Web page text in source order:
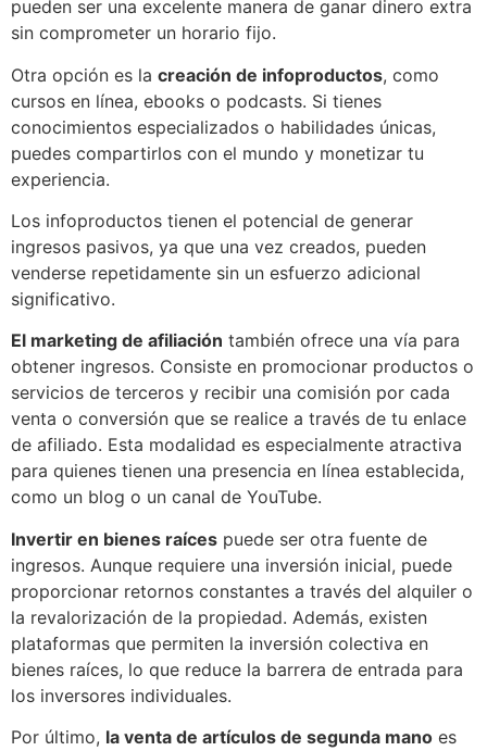
pueden ser una excelente manera de ganar dinero extra
sin comprometer un horario fijo.
Otra opción es la creación de infoproductos, como
cursos en línea, ebooks o podcasts. Si tienes
conocimientos especializados o habilidades únicas,
puedes compartirlos con el mundo y monetizar tu
experiencia.
Los infoproductos tienen el potencial de generar
ingresos pasivos, ya que una vez creados, pueden
venderse repetidamente sin un esfuerzo adicional
significativo.
El marketing de afiliación también ofrece una vía para
obtener ingresos. Consiste en promocionar productos o
servicios de terceros y recibir una comisión por cada
venta o conversión que se realice a través de tu enlace
de afiliado. Esta modalidad es especialmente atractiva
para quienes tienen una presencia en línea establecida,
como un blog o un canal de YouTube.
Invertir en bienes raíces puede ser otra fuente de
ingresos. Aunque requiere una inversión inicial, puede
proporcionar retornos constantes a través del alquiler o
la revalorización de la propiedad. Además, existen
plataformas que permiten la inversión colectiva en
bienes raíces, lo que reduce la barrera de entrada para
los inversores individuales.
Por último, la venta de artículos de segunda mano es